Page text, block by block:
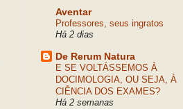
Aventar
Professores, seus ingratos
Há 2 dias
De Rerum Natura
E SE VOLTÁSSEMOS À
DOCIMOLOGIA, OU SEJA, À
CIÊNCIA DOS EXAMES?
Há 2 semanas